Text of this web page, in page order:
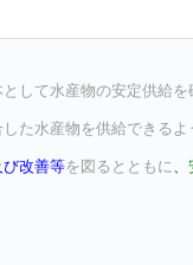
して水産物の安定供給
た水産物を供給できる
改善等を図るとともに 、